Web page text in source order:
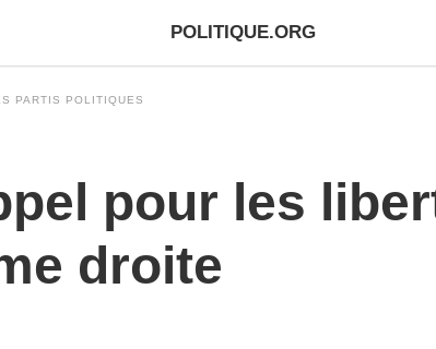
POLITIQUE.ORG
PARTIS POLITIQUES
pour les
droite